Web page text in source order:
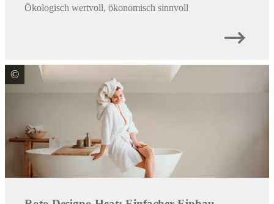
Ökologisch wertvoll, ökonomisch sinnvoll
© Roto Frank DST Vertriebs-GmbH